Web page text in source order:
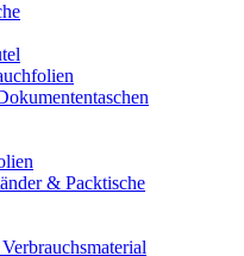
& Packtische